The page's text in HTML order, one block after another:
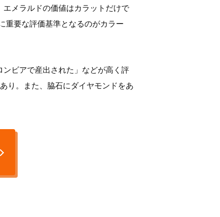
メラルドの価値はカラットだけで
重要な評価基準となるのがカラー
ビアで産出された」などが高く評
り。また、脇石にダイヤモンドをあ